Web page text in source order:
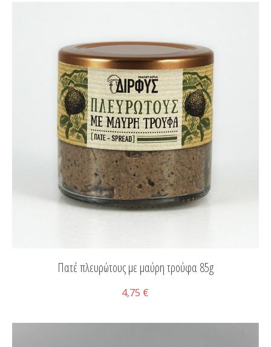
Πατέ πλευρώτους με μαύρη τρούφα 85g
4,75 €